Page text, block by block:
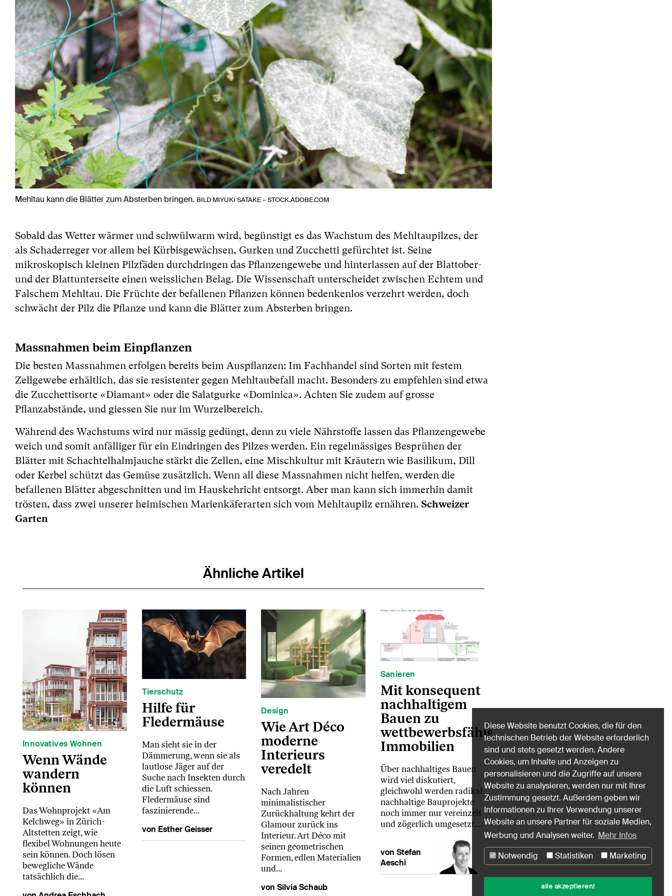
Mehltau kann die Blätter zum Absterben bringen. BILD MIYUKI SATAKE – STOCK.ADOBE.COM
Sobald das Wetter wärmer und schwülwarm wird, begünstigt es das Wachstum des Mehltaupilzes, der
als Schaderreger vor allem bei Kürbisgewächsen, Gurken und Zucchetti gefürchtet ist. Seine
mikroskopisch kleinen Pilzfäden durchdringen das Pflanzengewebe und hinterlassen auf der Blattober-
und der Blattunterseite einen weisslichen Belag. Die Wissenschaft unterscheidet zwischen Echtem und
Falschem Mehltau. Die Früchte der befallenen Pflanzen können bedenkenlos verzehrt werden, doch
schwächt der Pilz die Pflanze und kann die Blätter zum Absterben bringen.
Massnahmen beim Einpflanzen
Die besten Massnahmen erfolgen bereits beim Auspflanzen: Im Fachhandel sind Sorten mit festem
Zellgewebe erhältlich, das sie resistenter gegen Mehltaubefall macht. Besonders zu empfehlen sind etwa
die Zucchettisorte «Diamant» oder die Salatgurke «Dominica». Achten Sie zudem auf grosse
Pflanzabstände, und giessen Sie nur im Wurzelbereich.
Während des Wachstums wird nur mässig gedüngt, denn zu viele Nährstoffe lassen das Pflanzengewebe
weich und somit anfälliger für ein Eindringen des Pilzes werden. Ein regelmässiges Besprühen der
Blätter mit Schachtelhalmjauche stärkt die Zellen, eine Mischkultur mit Kräutern wie Basilikum, Dill
oder Kerbel schützt das Gemüse zusätzlich. Wenn all diese Massnahmen nicht helfen, werden die
befallenen Blätter abgeschnitten und im Hauskehricht entsorgt. Aber man kann sich immerhin damit
trösten, dass zwei unserer heimischen Marienkäferarten sich vom Mehltaupilz ernähren. Schweizer
Garten
Ähnliche Artikel
Innovatives Wohnen
Wenn Wände
wandern
können
Das Wohnprojekt «Am
Kelchweg» in Zürich-
Altstetten zeigt, wie
flexibel Wohnungen heute
sein können. Doch lösen
bewegliche Wände
tatsächlich die…
Tierschutz
Hilfe für
Fledermäuse
Man sieht sie in der
Dämmerung, wenn sie als
lautlose Jäger auf der
Suche nach Insekten durch
die Luft schiessen.
Fledermäuse sind
faszinierende…
von Esther Geisser
Design
Wie Art Déco
moderne
Interieurs
veredelt
Nach Jahren
minimalistischer
Zurückhaltung kehrt der
Glamour zurück ins
Interieur. Art Déco mit
seinen geometrischen
Formen, edlen Materialien
und…
von Silvia Schaub
Sanieren
Mit konsequent
nachhaltigem
Bauen zu
wettbewerbsfähigen
Immobilien
Über nachhaltiges Bauen
wird viel diskutiert,
gleichwohl werden radikal
nachhaltige Bauprojekte
noch immer nur vereinzelt
und zögerlich umgesetzt.…
von Stefan
Aeschi
Diese Website benutzt Cookies, die für den
technischen Betrieb der Website erforderlich
sind und stets gesetzt werden. Andere
Cookies, um Inhalte und Anzeigen zu
personalisieren und die Zugriffe auf unsere
Website zu analysieren, werden nur mit Ihrer
Zustimmung gesetzt. Außerdem geben wir
Informationen zu Ihrer Verwendung unserer
Website an unsere Partner für soziale Medien,
Werbung und Analysen weiter. Mehr Infos
Notwendig
Statistiken Marketing
alle akzeptieren!